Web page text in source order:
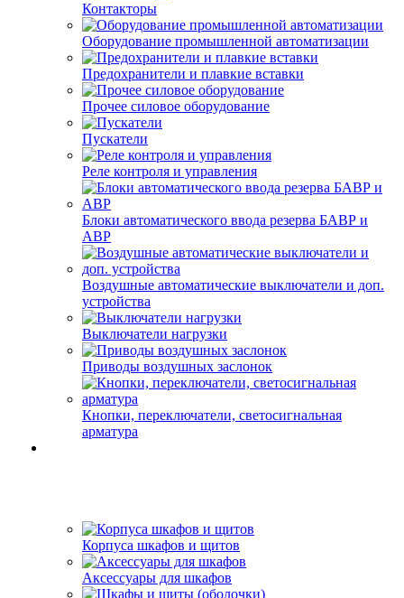
Контакторы
Оборудование промышленной автоматизации
Предохранители и плавкие вставки
Прочее силовое оборудование
Пускатели
Реле контроля и управления
Блоки автоматического ввода резерва БАВР и
АВР
Воздушные автоматические выключатели и доп.
устройства
Выключатели нагрузки
Приводы воздушных заслонок
Кнопки, переключатели, светосигнальная
арматура
Корпуса шкафов и щитов
Аксессуары для шкафов